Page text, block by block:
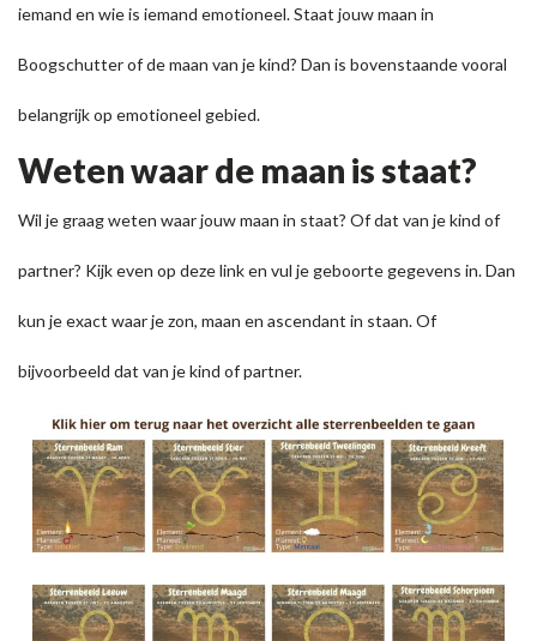
iemand en wie is iemand emotioneel. Staat jouw maan in
Boogschutter of de maan van je kind? Dan is bovenstaande vooral
belangrijk op emotioneel gebied.
Weten waar de maan is staat?
Wil je graag weten waar jouw maan in staat? Of dat van je kind of
partner? Kijk even op deze linken vul je geboorte gegevens in. Dan
kun je exact waar je zon, maan en ascendant in staan. Of
bijvoorbeeld dat van je kind of partner.